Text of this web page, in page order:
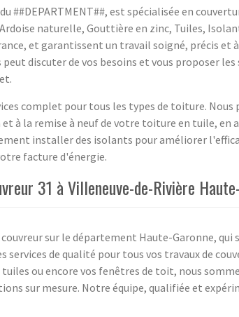
##DEPARTMENT##, est spécialisée en
naturelle, Gouttière en zinc, Tuiles,
et garantissent un travail soigné, précis et
discuter de vos besoins et vous proposer
complet pour tous les types de toiture. Nous
à la remise à neuf de votre toiture en tuile, en
installer des isolants pour améliorer
facture d'énergie.
31 à Villeneuve-de-Rivière
sur le département Haute-Garonne, qui
services de qualité pour tous vos travaux de
ou encore vos fenêtres de toit, nous
sur mesure. Notre équipe, qualifiée et